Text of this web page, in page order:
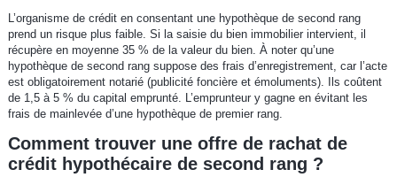
L’organisme de crédit en consentant une hypothèque de second rang
prend un risque plus faible. Si la saisie du bien immobilier intervient, il
récupère en moyenne 35 % de la valeur du bien. À noter qu’une
hypothèque de second rang suppose des frais d’enregistrement, car l’acte
est obligatoirement notarié (publicité foncière et émoluments). Ils coûtent
de 1,5 à 5 % du capital emprunté. L’emprunteur y gagne en évitant les
frais de mainlevée d’une hypothèque de premier rang.
Comment trouver une offre de rachat de
crédit hypothécaire de second rang ?